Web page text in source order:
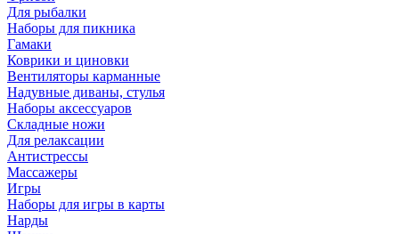
Для рыбалки
Наборы для пикника
Гамаки
Коврики и циновки
Вентиляторы карманные
Надувные диваны, стулья
Наборы аксессуаров
Складные ножи
Для релаксации
Антистрессы
Массажеры
Игры
Наборы для игры в карты
Нарды